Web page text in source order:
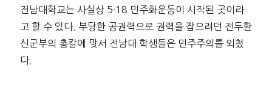
전남대학교는 사실상 5·18 민주화운동이 시작된 곳이라
고 할 수 있다. 부당한 공권력으로 권력을 잡으려던 전두환
신군부의 총칼에 맞서 전남대 학생들은 민주주의를 외쳤
다.